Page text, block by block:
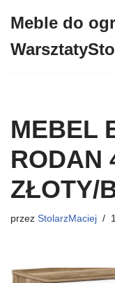
do
Meble do
MEBEL
RODAN
ZŁOTY/
przez StolarzMaciej